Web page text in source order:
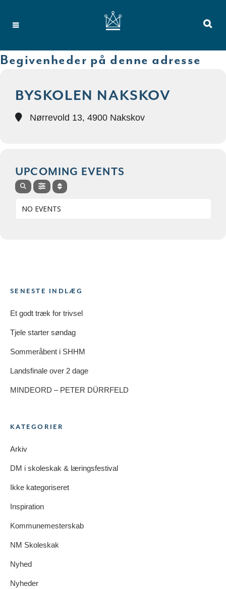
Begivenheder på denne adresse
BYSKOLEN NAKSKOV
Nørrevold 13, 4900 Nakskov
UPCOMING EVENTS
NO EVENTS
SENESTE INDLÆG
Et godt træk for trivsel
Tjele starter søndag
Sommeråbent i SHHM
Landsfinale over 2 dage
MINDEORD – PETER DÜRRFELD
KATEGORIER
Arkiv
DM i skoleskak & læringsfestival
Ikke kategoriseret
Inspiration
Kommunemesterskab
NM Skoleskak
Nyhed
Nyheder